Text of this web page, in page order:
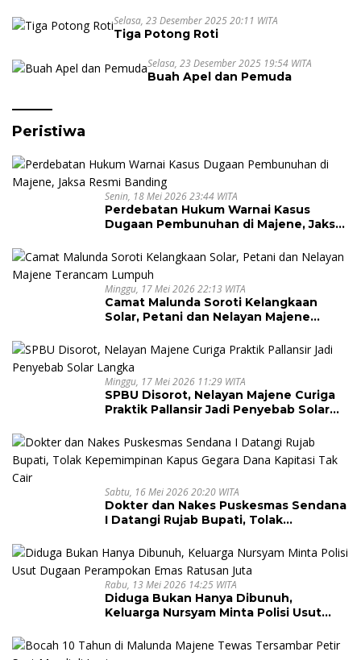
Nuansa Kebersamaan
Selasa, 23 Desember 2025 20:11 WITA
Tiga Potong Roti
Selasa, 23 Desember 2025 19:54 WITA
Buah Apel dan Pemuda
Peristiwa
Senin, 18 Mei 2026 23:44 WITA
Perdebatan Hukum Warnai Kasus
Dugaan Pembunuhan di Majene, Jaksa
Minggu, 17 Mei 2026 22:13 WITA
Camat Malunda Soroti Kelangkaan
Solar, Petani dan Nelayan Majene
Minggu, 17 Mei 2026 11:29 WITA
SPBU Disorot, Nelayan Majene Curiga
Praktik Pallansir Jadi Penyebab Solar
Sabtu, 16 Mei 2026 20:20 WITA
Dokter dan Nakes Puskesmas Sendana
I Datangi Rujab Bupati, Tolak
Kapitasi Tak Cair
Rabu, 13 Mei 2026 14:25 WITA
Diduga Bukan Hanya Dibunuh,
Keluarga Nursyam Minta Polisi Usut
Juta